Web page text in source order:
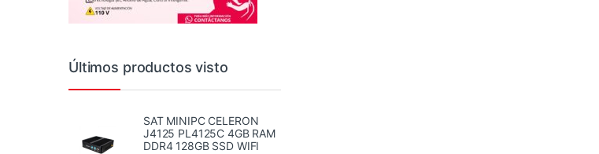
Últimos productos visto
SAT MINIPC CELERON
J4125 PL4125C 4GB RAM
DDR4 128GB SSD WIFI